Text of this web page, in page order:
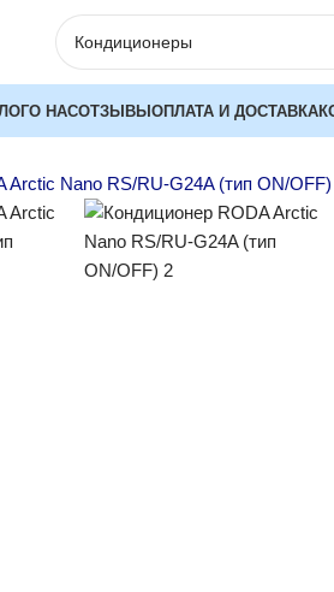
О НАСОТЗЫВЫОПЛАТА И ДОСТАВКА
Неинверторные кондиционеры (On/Off)